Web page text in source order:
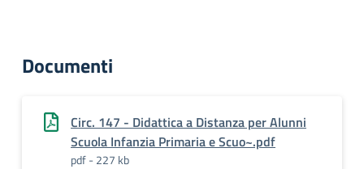
Documenti
Circ. 147 - Didattica a Distanza per Alunni
Scuola Infanzia Primaria e Scuo~.pdf
pdf - 227 kb